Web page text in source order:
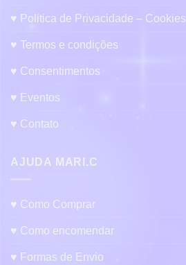
♥ Politica de Privacidade – Cookies
♥ Termos e condições
♥ Consentimentos
♥ Eventos
♥ Contato
AJUDA MARI.C
♥ Como Comprar
♥ Como encomendar
♥ Formas de Envio